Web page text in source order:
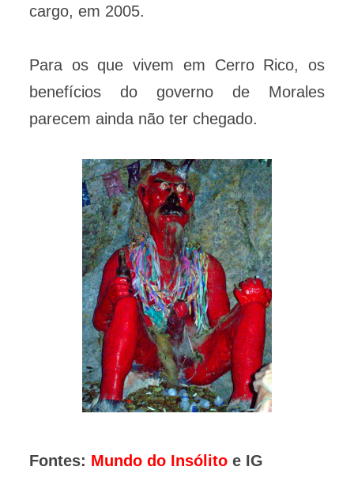
cargo, em 2005.
Para os que vivem em Cerro Rico, os
benefícios do governo de Morales
parecem ainda não ter chegado.
Fontes: Mundo do Insólito e IG